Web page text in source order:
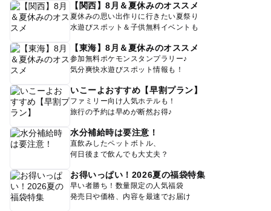
【関西】8月＆夏休みのオススメ
夏休みの思い出作りに行きたい夏祭り
水遊びスポット＆子供無料イベントも
【東海】8月＆夏休みのオススメ
参加無料ポケモンスタンプラリー♪
気分爽快水遊びスポット情報も！
いこーよおすすめ【早割プラン】
ファミリー向け人気ホテルも！
旅行の予約は早めが断然お得♪
水分補給時は要注意！
直飲みしたペットボトル、
何日後まで飲んでも大丈夫？
お得いっぱい！2026夏の福袋特集
早い者勝ち！数量限定の人気福袋
発売日や価格、内容を最速でお届け